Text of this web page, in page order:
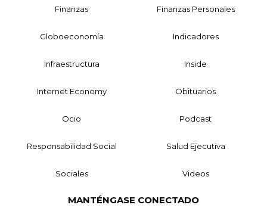
Finanzas Finanzas Personales
Globoeconomía Indicadores
Infraestructura Inside
Internet Economy Obituarios
Ocio Podcast
Responsabilidad Social Salud Ejecutiva
Sociales Videos
MANTÉNGASE CONECTADO